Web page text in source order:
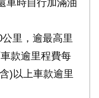
車時自行加滿油
里，逾最高里
款逾里程費每
)以上車款逾里